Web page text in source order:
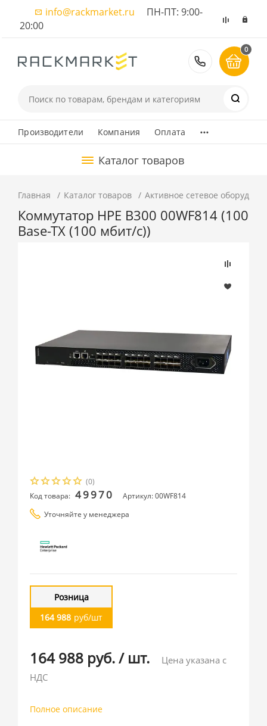
info@rackmarket.ru ПН-ПТ: 9:00-
20:00
8 (495)
0
Производители Компания Оплата ...
Каталог товаров
Главная Каталог товаров Активное сетевое
Коммутатор HPE B300 00WF814 (100
Base-TX (100 мбит/с))
(0)
Код товара: 49970
Артикул: 00WF814
Уточняйте у менеджера
Розница
164 988 руб/шт
164 988 руб./ шт.
Цена указана с
НДС
Полное описание